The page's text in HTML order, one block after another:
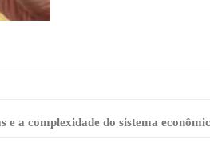
e a complexidade do sistema